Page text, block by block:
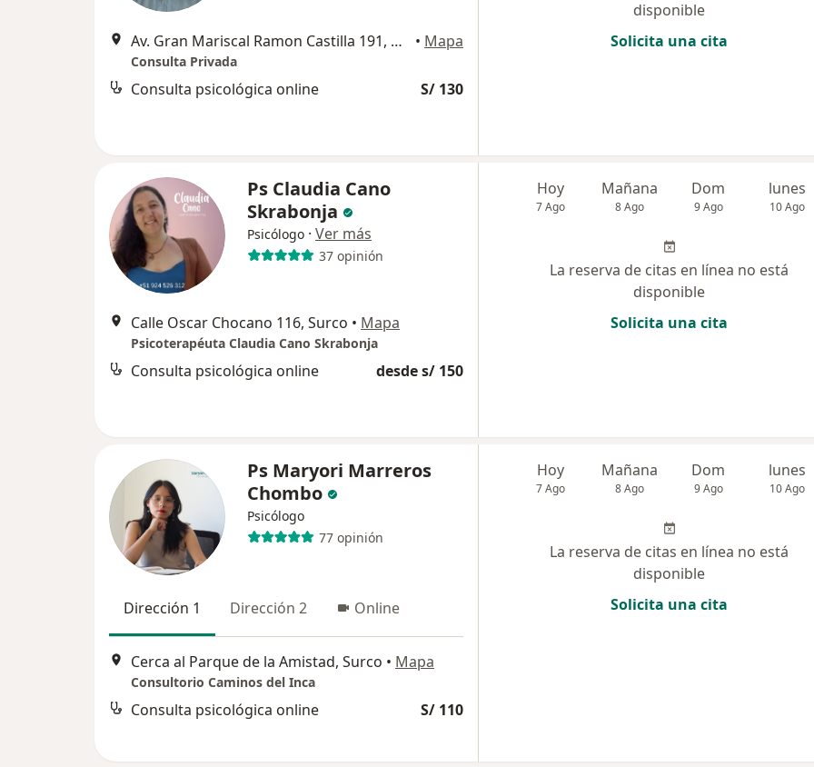
Av. Gran Mariscal Ramon Castilla 191, Miraflores • Mapa
Consulta Privada
Consulta psicológica online S/ 130
disponible
Solicita una cita
Ps Claudia Cano
Skrabonja
Psicólogo · Ver más
37 opinión
Calle Oscar Chocano 116, Surco • Mapa
Psicoterapéuta Claudia Cano Skrabonja
Consulta psicológica online desde s/ 150
Hoy
7 Ago
Mañana
8 Ago
Dom
9 Ago
lunes
10 Ago
La reserva de citas en línea no está
disponible
Solicita una cita
Ps Maryori Marreros
Chombo
Psicólogo
77 opinión
Dirección 1 Dirección 2 Online
Cerca al Parque de la Amistad, Surco • Mapa
Consultorio Caminos del Inca
Consulta psicológica online S/ 110
Hoy
7 Ago
Mañana
8 Ago
Dom
9 Ago
lunes
10 Ago
La reserva de citas en línea no está
disponible
Solicita una cita